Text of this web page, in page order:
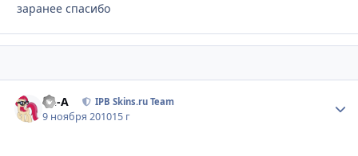
заранее спасибо
Ph-A IPB Skins.ru Team
9 ноября 201015 г